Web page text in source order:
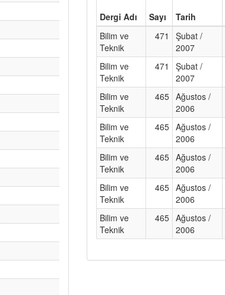
Dergi Adı Sayı Tarih
Bilim ve
Teknik
471
Şubat /
2007
Bilim ve
Teknik
471
Şubat /
2007
Bilim ve
Teknik
465 Ağustos /
2006
Bilim ve
Teknik
465 Ağustos /
2006
Bilim ve
Teknik
465 Ağustos /
2006
Bilim ve
Teknik
465 Ağustos /
2006
Bilim ve
Teknik
465 Ağustos /
2006